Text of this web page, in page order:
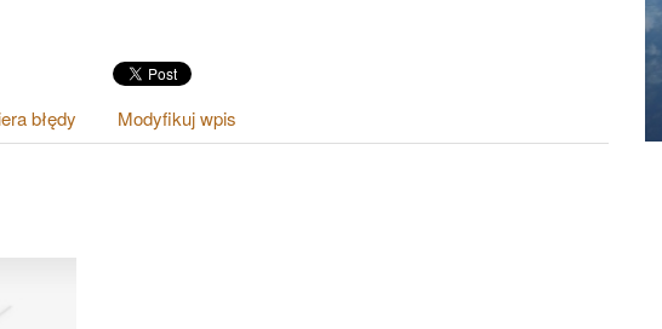
błędy Modyfikuj wpis